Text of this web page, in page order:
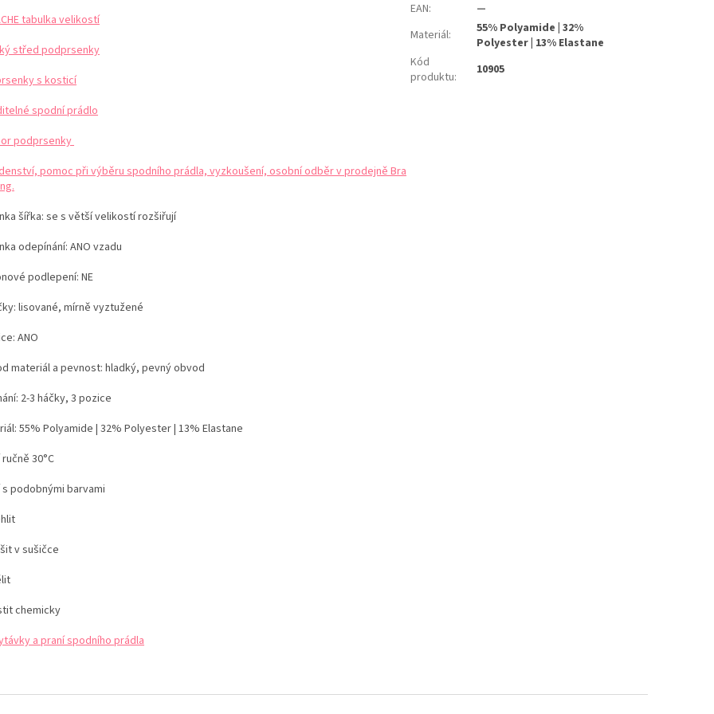
tabulka velikostí
střed podprsenky
s kosticí
spodní prádlo
podprsenky
pomoc při výběru spodního prádla, vyzkoušení, osobní odběr v prodejně Bra
šířka: se s větší velikostí rozšiřují
odepínání: ANO vzadu
podlepení: NE
lisované, mírně vyztužené
ANO
materiál a pevnost: hladký, pevný obvod
2-3 háčky, 3 pozice
55% Polyamide | 32% Polyester | 13% Elastane
30°C
s podobnými barvami
v sušičce
chemicky
a praní spodního prádla
EAN:
—
Materiál:
55% Polyamide | 32%
Polyester | 13% Elastane
Kód
produktu: 10905